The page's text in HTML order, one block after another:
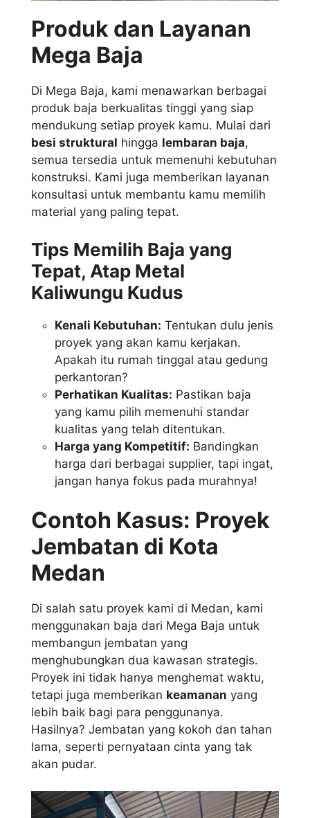
Produk dan Layanan
Mega Baja
Di Mega Baja, kami menawarkan berbagai
produk baja berkualitas tinggi yang siap
mendukung setiap proyek kamu. Mulai dari
besi struktural hingga lembaran baja,
semua tersedia untuk memenuhi kebutuhan
konstruksi. Kami juga memberikan layanan
konsultasi untuk membantu kamu memilih
material yang paling tepat.
Tips Memilih Baja yang
Tepat, Atap Metal
Kaliwungu Kudus
Kenali Kebutuhan: Tentukan dulu jenis
proyek yang akan kamu kerjakan.
Apakah itu rumah tinggal atau gedung
perkantoran?
Perhatikan Kualitas: Pastikan baja
yang kamu pilih memenuhi standar
kualitas yang telah ditentukan.
Harga yang Kompetitif: Bandingkan
harga dari berbagai supplier, tapi ingat,
jangan hanya fokus pada murahnya!
Contoh Kasus: Proyek
Jembatan di Kota
Medan
Di salah satu proyek kami di Medan, kami
menggunakan baja dari Mega Baja untuk
membangun jembatan yang
menghubungkan dua kawasan strategis.
Proyek ini tidak hanya menghemat waktu,
tetapi juga memberikan keamanan yang
lebih baik bagi para penggunanya.
Hasilnya? Jembatan yang kokoh dan tahan
lama, seperti pernyataan cinta yang tak
akan pudar.